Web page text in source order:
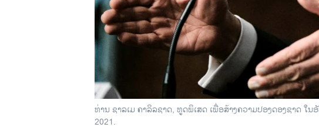
ທ່ານ ຊາລເມ ຄາລິລຊາດ, ທູດພິເສດ ເພື່ອສ້າງຄວາມປອງດອງຊາດ ໃ
2021.